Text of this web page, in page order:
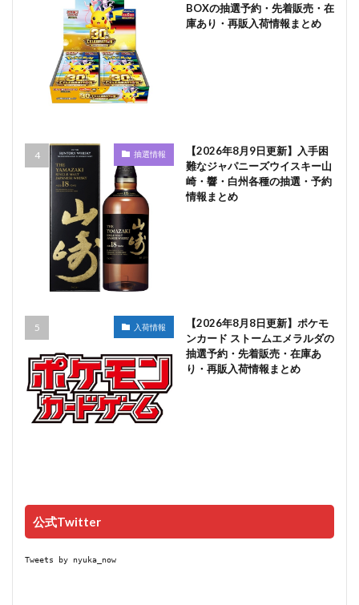
BOXの抽選予約・先着販売・在
庫あり・再販入荷情報まとめ
抽選情報
【2026年8月9日更新】入手困
難なジャパニーズウイスキー山
崎・響・白州各種の抽選・予約
情報まとめ
入荷情報
【2026年8月8日更新】ポケモ
ンカード ストームエメラルダの
抽選予約・先着販売・在庫あ
り・再販入荷情報まとめ
公式Twitter
Tweets by nyuka_now